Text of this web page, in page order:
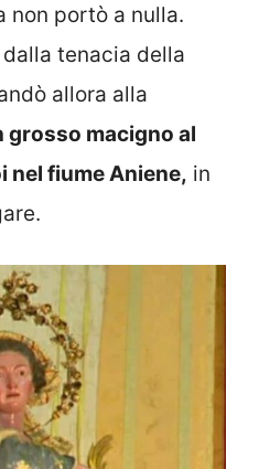
non portò a nulla.
tenacia della
allora alla
grosso macigno al
nel fiume Aniene, in